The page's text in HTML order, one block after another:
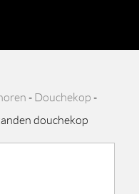
- Douchekop -
douchekop